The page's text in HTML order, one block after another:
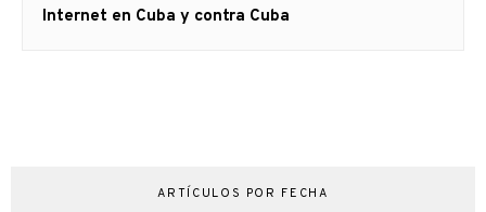
Artículo
Internet en Cuba y contra Cuba
ARTÍCULOS POR FECHA